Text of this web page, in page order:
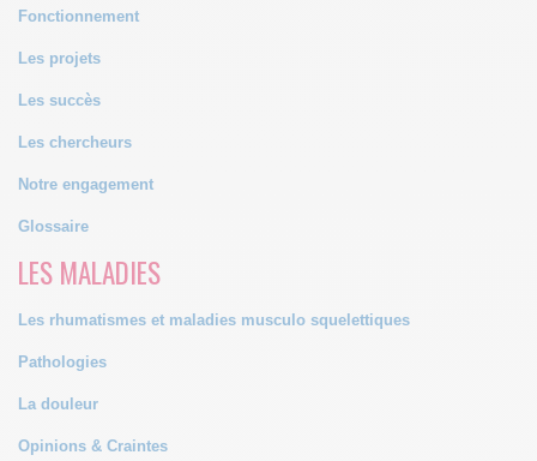
Fonctionnement
Les projets
Les succès
Les chercheurs
Notre engagement
Glossaire
LES MALADIES
Les rhumatismes et maladies musculo squelettiques
Pathologies
La douleur
Opinions & Craintes